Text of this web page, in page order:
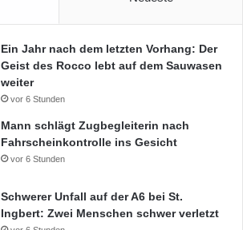
Ein Jahr nach dem letzten Vorhang: Der
Geist des Rocco lebt auf dem Sauwasen
weiter
vor 6 Stunden
Mann schlägt Zugbegleiterin nach
Fahrscheinkontrolle ins Gesicht
vor 6 Stunden
Schwerer Unfall auf der A6 bei St.
Ingbert: Zwei Menschen schwer verletzt